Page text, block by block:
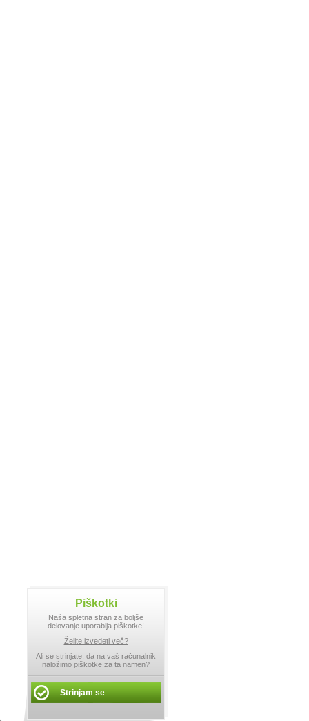
Piškotki
Naša spletna stran za boljše
delovanje uporablja piškotke!
Želite izvedeti več?
Ali se strinjate, da na vaš računalnik
naložimo piškotke za ta namen?
Strinjam se